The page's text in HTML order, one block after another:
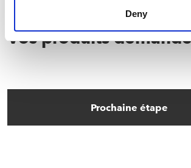
Deny
Vos produits
Prochaine étape